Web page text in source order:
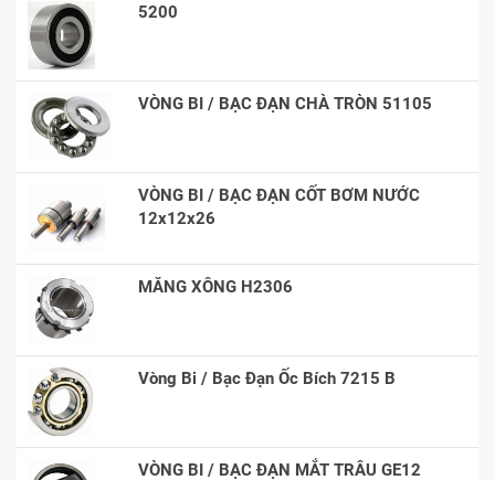
5200
VÒNG BI / BẠC ĐẠN CHÀ TRÒN 51105
VÒNG BI / BẠC ĐẠN CỐT BƠM NƯỚC
12x12x26
MĂNG XÔNG H2306
Vòng Bi / Bạc Đạn Ốc Bích 7215 B
VÒNG BI / BẠC ĐẠN MẮT TRÂU GE12